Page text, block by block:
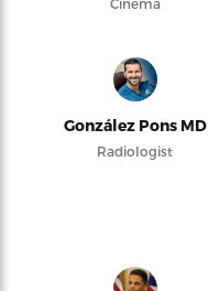
Cinema
González Pons MD
Radiologist